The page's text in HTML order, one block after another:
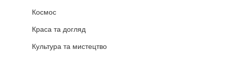
Космос
Краса та догляд
Культура та мистецтво